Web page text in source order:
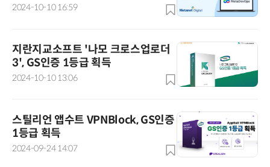
2024-10-10 16:59
지란지교소프트 '나모 크로스업로더
3', GS인증 1등급 획득
2024-10-10 13:06
스틸리언 앱수트 VPNBlock, GS인증
1등급 획득
2024-09-24 14:07